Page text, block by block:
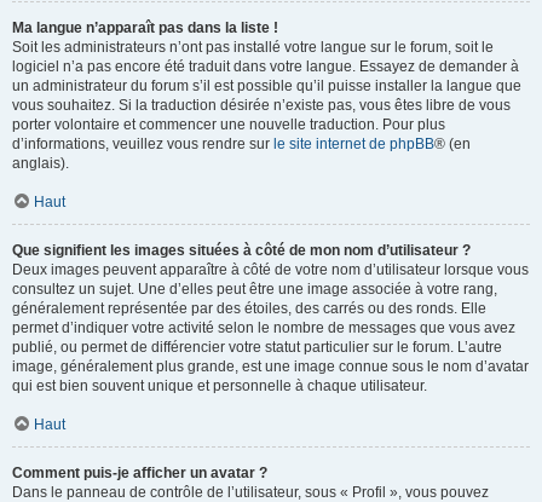
Ma langue n’apparaît pas dans la liste !
Soit les administrateurs n’ont pas installé votre langue sur le forum, soit le
logiciel n’a pas encore été traduit dans votre langue. Essayez de demander à
un administrateur du forum s’il est possible qu’il puisse installer la langue que
vous souhaitez. Si la traduction désirée n’existe pas, vous êtes libre de vous
porter volontaire et commencer une nouvelle traduction. Pour plus
d’informations, veuillez vous rendre sur le site internet de phpBB® (en
anglais).
Haut
Que signifient les images situées à côté de mon nom d’utilisateur ?
Deux images peuvent apparaître à côté de votre nom d’utilisateur lorsque vous
consultez un sujet. Une d’elles peut être une image associée à votre rang,
généralement représentée par des étoiles, des carrés ou des ronds. Elle
permet d’indiquer votre activité selon le nombre de messages que vous avez
publié, ou permet de différencier votre statut particulier sur le forum. L’autre
image, généralement plus grande, est une image connue sous le nom d’avatar
qui est bien souvent unique et personnelle à chaque utilisateur.
Haut
Comment puis-je afficher un avatar ?
Dans le panneau de contrôle de l’utilisateur, sous « Profil », vous pouvez